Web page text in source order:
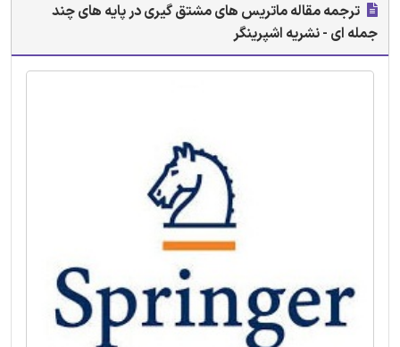
ترجمه مقاله ماتریس های مشتق گیری در پایه های چند
جمله ای - نشریه اشپرینگر